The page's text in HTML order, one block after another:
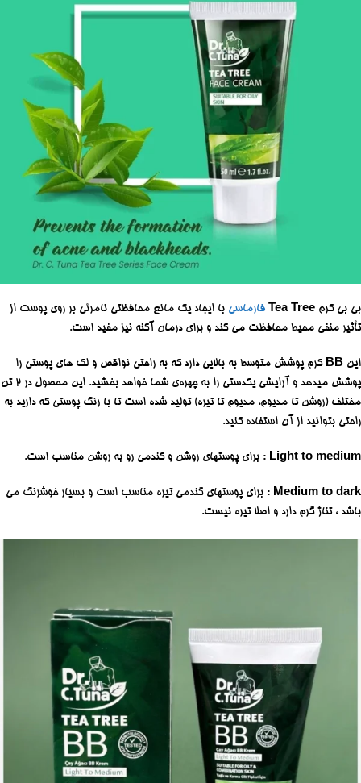
بی بی کرم Tea Tree فارماسی با ایجاد یک مانع محافظتی نامرئی بر روی پوست از
تأثیر منفی محیط محافظت می کند و برای درمان آکنه نیز مفید است.
این BB کرم پوشش متوسط به بالایی دارد که به راحتی نواقص و لک های پوستی را
پوشش میدهد و آرایشی یکدستی را به چهره‌ی شما خواهد بخشید. این محصول در 2 تن
مختلف (روشن تا مدیوم، مدیوم تا تیره) تولید شده است تا با رنگ پوستی که دارید به
راحتی بتوانید از آن استفاده کنید.
Light to medium : برای پوستهای روشن و گندمی رو به روشن مناسب است.
Medium to dark : برای پوستهای گندمی تیره مناسب است و بسیار خوشرنگ می
باشد ، تناژ گرم دارد و اصلا تیره نیست.